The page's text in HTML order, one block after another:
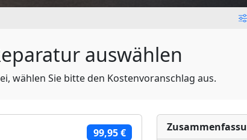
auswählen
wählen Sie bitte den Kostenvoranschlag aus.
99,95 €